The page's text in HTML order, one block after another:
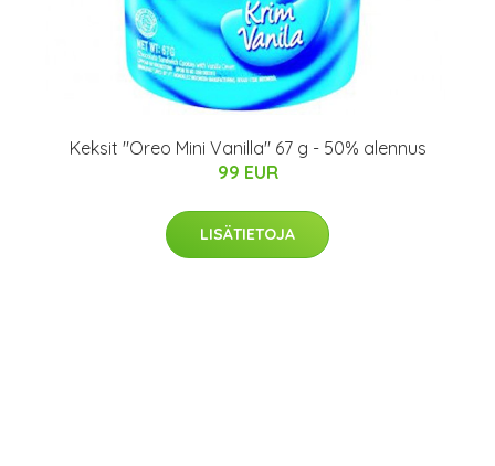
Keksit "Oreo Mini Vanilla" 67 g - 50% alennus
99 EUR
LISÄTIETOJA